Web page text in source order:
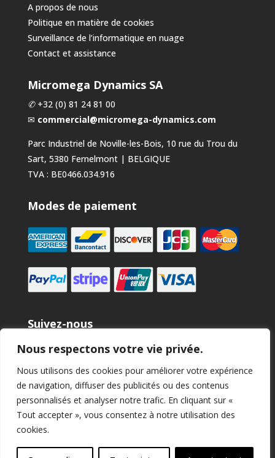
Nous respectons votre vie privée.
Nous utilisons des cookies pour améliorer votre expérience
de navigation, diffuser des publicités ou des contenus
personnalisés et analyser notre trafic. En cliquant sur «
Tout accepter », vous consentez à notre utilisation des
cookies.
A propos de nous
Politique en matière de cookies
Surveillance de l’informatique en nuage
Contact et assistance
Micromega Dynamics SA
✆ +32 (0) 81 24 81 00
✉ commercial@micromega-dynamics.com
Parc Industriel de Noville-les-Bois, 10 rue du Trou du
Sart, 5380 Fernelmont | BELGIQUE
TVA : BE0466.034.916
Modes de paiement
Suivez-nous
Micromega Dynamics SA. 2025 copyright. Tous droits
réservés.